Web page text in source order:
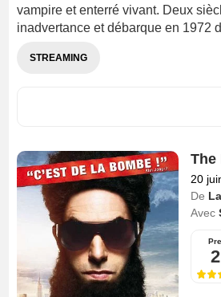
vampire et enterré vivant. Deux
inadvertance et débarque en 1972
STREAMING
The
20
De
Avec